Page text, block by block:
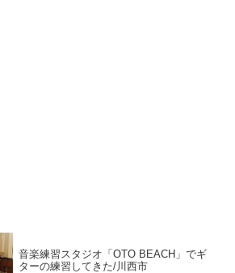
音楽練習スタジオ「OTO BEACH」でギ
ターの練習してきた/川西市